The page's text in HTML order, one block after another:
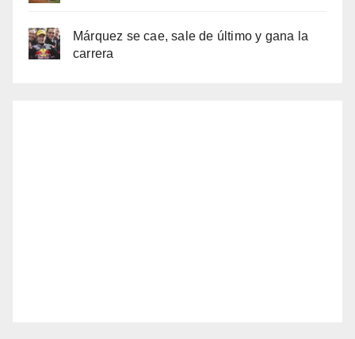
Márquez se cae, sale de último y gana la
carrera